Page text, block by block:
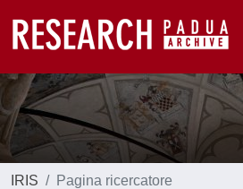
IRIS Pagina ricercatore